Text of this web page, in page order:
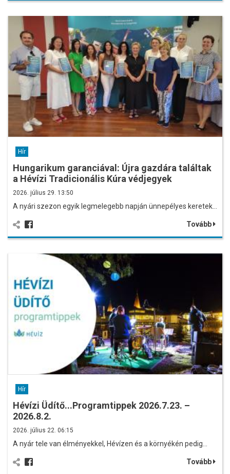
Hír
Hungarikum garanciával: Újra gazdára találtak
a Hévízi Tradicionális Kúra védjegyek
2026. július 29. 13:50
A nyári szezon egyik legmelegebb napján ünnepélyes keretek…
Tovább
Hír
Hévízi Üdítő...Programtippek 2026.7.23. –
2026.8.2.
2026. július 22. 06:15
A nyár tele van élményekkel, Hévízen és a környékén pedig…
Tovább